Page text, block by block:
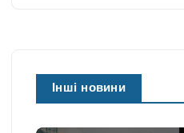
Інші новини